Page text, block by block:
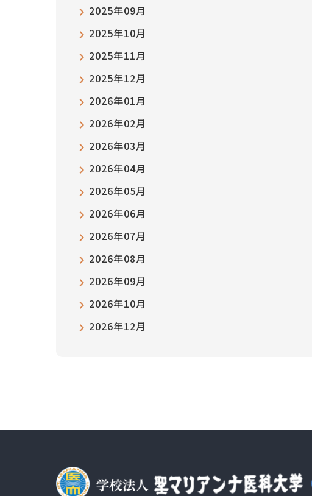
2025年09月
2025年10月
2025年11月
2025年12月
2026年01月
2026年02月
2026年03月
2026年04月
2026年05月
2026年06月
2026年07月
2026年08月
2026年09月
2026年10月
2026年12月